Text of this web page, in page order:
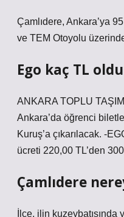
Çamlıdere, Ankara’ya
ve TEM Otoyolu
Ego kaç TL
ANKARA TOPLU
Ankara’da öğrenci
Kuruş’a çıkarılacak. -
ücreti 220,00 TL’den 300
Çamlıdere
İlçe, ilin